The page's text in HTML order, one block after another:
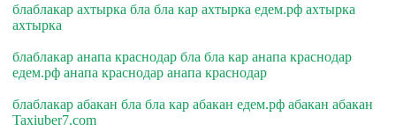
блаблакар ахтырка бла бла кар ахтырка едем.рф ахтырка
ахтырка
блаблакар анапа краснодар бла бла кар анапа краснодар
едем.рф анапа краснодар анапа краснодар
блаблакар абакан бла бла кар абакан едем.рф абакан абакан
Taxiuber7.com